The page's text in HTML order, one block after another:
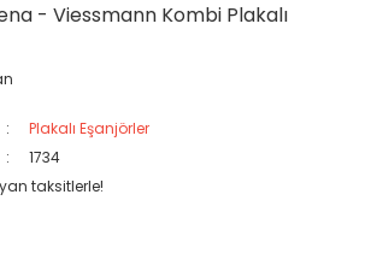
- Viessmann Kombi Plakalı
Plakalı Eşanjörler
1734
taksitlerle!